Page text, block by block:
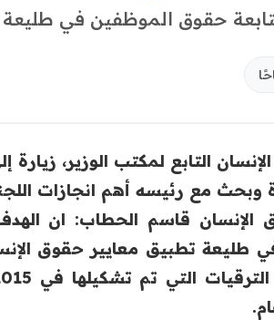
حقوق الموظفين في طليعة
التابع لمكتب الوزير، زيارة إلى
وبحث مع رئيسه أهم انجازات اللجنة
قاسم الحطاب: ان
طليعة تطبيق معايير حقوق